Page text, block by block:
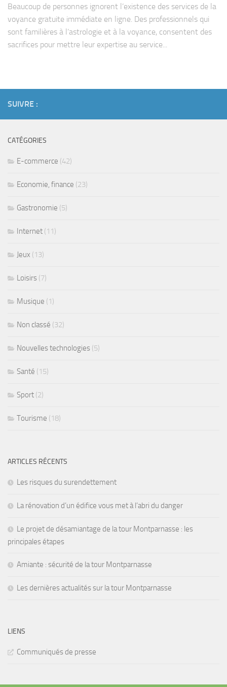
Beaucoup de personnes ignorent l’existence des services de la
voyance gratuite immédiate en ligne. Des professionnels qui
sont familières à l’astrologie et à la voyance, consentent des
sacrifices pour mettre leur expertise au service...
SUIVRE :
CATÉGORIES
E-commerce (42)
Economie, finance (23)
Gastronomie (5)
Internet (11)
Jeux (13)
Loisirs (7)
Musique (1)
Non classé (32)
Nouvelles technologies (5)
Santé (15)
Sport (2)
Tourisme (18)
ARTICLES RÉCENTS
Les risques du surendettement
La rénovation d’un édifice vous met à l’abri du danger
Le projet de désamiantage de la tour Montparnasse : les
principales étapes
Amiante : sécurité de la tour Montparnasse
Les dernières actualités sur la tour Montparnasse
LIENS
Communiqués de presse